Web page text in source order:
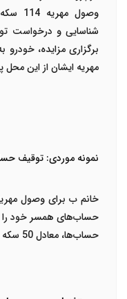
شناسایی و درخواست
مهریه ایشان از این
نمونه موردی: توقیف
حساب‌های همسر خود را
حساب‌ها، معادل 50 سکه از مهریه ایشان پرداخت شد.